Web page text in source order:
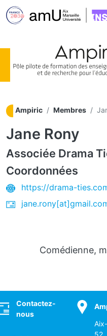
Ampiric Membres
Jane Rony
Associée Drama
Coordonnées
https://drama-
Comédienne,
Contactez-
nous
52,